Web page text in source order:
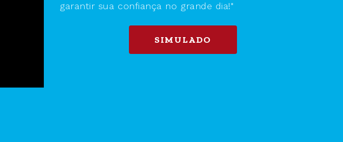
garantir sua confiança no grande dia!"
SIMULADO